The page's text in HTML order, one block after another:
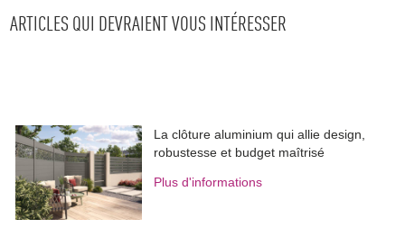
ARTICLES QUI DEVRAIENT VOUS INTÉRESSER
La clôture aluminium qui allie design,
robustesse et budget maîtrisé
Plus d'informations